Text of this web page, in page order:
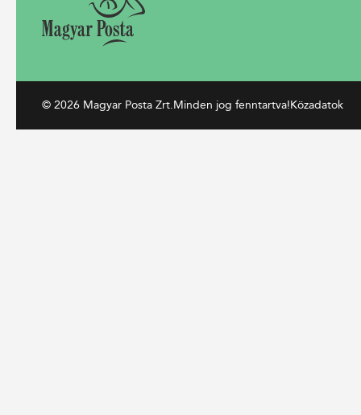
© 2026 Magyar Posta Zrt.Minden jog fenntartva!Közadatok